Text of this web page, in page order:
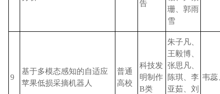
告
珊、郭雨
雪
9
基于多模态感知的自适应
苹果低损采摘机器人
普通
高校
科技发
明制作
B类
朱子凡、
王毅博、
张思凡、
陈琪、李
亚茹、刘
韦蕊